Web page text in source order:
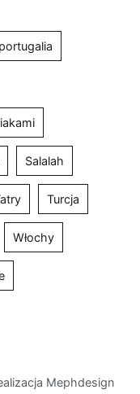
portugalia
Salalah
Turcja
Włochy
Mephdesign